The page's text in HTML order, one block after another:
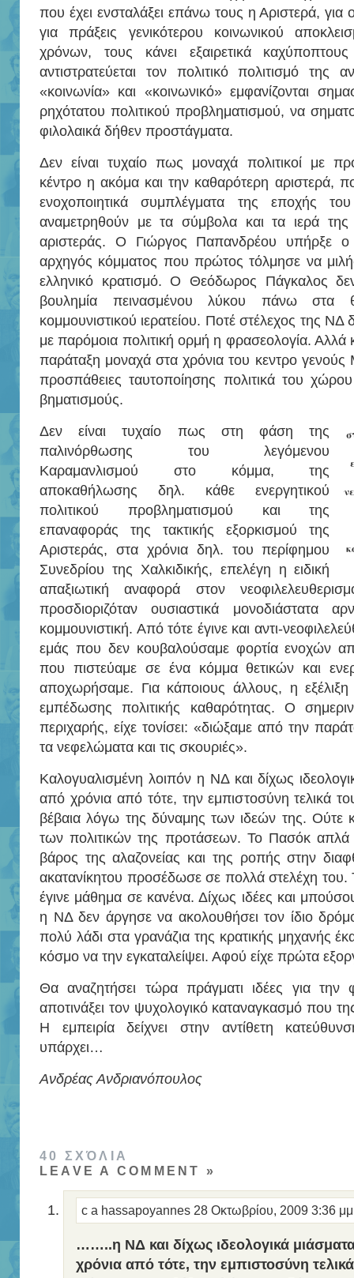
που έχει ενσταλάξει επάνω τους η Αριστερά, για
για πράξεις γενικότερου κοινωνικού
χρόνων, τους κάνει εξαιρετικά
αντιστρατεύεται τον πολιτικό πολιτισμό της
«κοινωνία» και «κοινωνικό» εμφανίζονται
ρηχότατου πολιτικού προβληματισμού, να
φιλολαικά δήθεν προστάγματα.
Δεν είναι τυχαίο πως μοναχά πολιτικοί με
κέντρο η ακόμα και την καθαρότερη αριστερά,
ενοχοποιητικά συμπλέγματα της εποχής
αναμετρηθούν με τα σύμβολα και τα ιερά της
αριστεράς. Ο Γιώργος Παπανδρέου υπήρξε ο
αρχηγός κόμματος που πρώτος τόλμησε να
ελληνικό κρατισμό. Ο Θεόδωρος Πάγκαλος δεν
βουλημία πεινασμένου λύκου πάνω στα
κομμουνιστικού ιερατείου. Ποτέ στέλεχος της ΝΔ
με παρόμοια πολιτική ορμή η φρασεολογία. Αλλά
παράταξη μοναχά στα χρόνια του κεντρο γενούς
προσπάθειες ταυτοποίησης πολιτικά του
βηματισμούς.
Δεν είναι τυχαίο πως στη φάση της
παλινόρθωσης του λεγόμενου
Καραμανλισμού στο κόμμα, της
αποκαθήλωσης δηλ. κάθε ενεργητικού
πολιτικού προβληματισμού και της
επαναφοράς της τακτικής εξορκισμού της
Αριστεράς, στα χρόνια δηλ. του περίφημου
Συνεδρίου της Χαλκιδικής, επελέγη η ειδική
απαξιωτική αναφορά στον
προσδιοριζόταν ουσιαστικά μονοδιάστατα
κομμουνιστική. Από τότε έγινε και αντι-
εμάς που δεν κουβαλούσαμε φορτία ενοχών
που πιστεύαμε σε ένα κόμμα θετικών και
αποχωρήσαμε. Για κάποιους άλλους, η εξέλιξη
εμπέδωσης πολιτικής καθαρότητας. Ο
περιχαρής, είχε τονίσει: «διώξαμε από την
τα νεφελώματα και τις σκουριές».
Καλογυαλισμένη λοιπόν η ΝΔ και δίχως
από χρόνια από τότε, την εμπιστοσύνη τελικά
βέβαια λόγω της δύναμης των ιδεών της. Ούτε
των πολιτικών της προτάσεων. Το Πασόκ
βάρος της αλαζονείας και της ροπής στην
ακατανίκητου προσέδωσε σε πολλά στελέχη
έγινε μάθημα σε κανένα. Δίχως ιδέες και
η ΝΔ δεν άργησε να ακολουθήσει τον ίδιο
πολύ λάδι στα γρανάζια της κρατικής μηχανής
κόσμο να την εγκαταλείψει. Αφού είχε πρώτα
Θα αναζητήσει τώρα πράγματι ιδέες για την
αποτινάξει τον ψυχολογικό καταναγκασμό που
Η εμπειρία δείχνει στην αντίθετη
υπάρχει…
Ανδρέας Ανδριανόπουλος
40 ΣΧΌΛΙΑ
LEAVE A COMMENT »
c a hassapoyannes 28 Οκτωβρίου, 2009 3:36
……..η ΝΔ και δίχως ιδεολογικά
χρόνια από τότε, την εμπιστοσύνη